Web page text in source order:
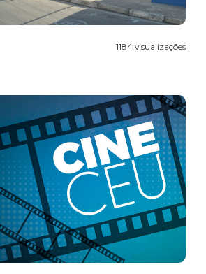
1184 visualizações